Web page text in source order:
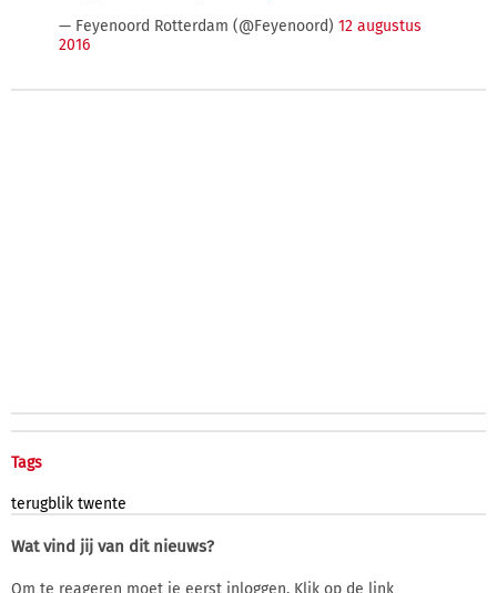
— Feyenoord Rotterdam (@Feyenoord) 12 augustus
2016
Tags
terugblik twente
Wat vind jij van dit nieuws?
Om te reageren moet je eerst inloggen. Klik op de link